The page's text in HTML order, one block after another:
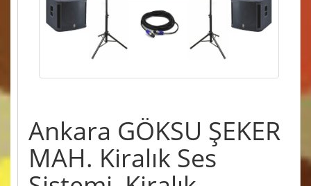
Ankara GÖKSU ŞEKER
MAH. Kiralık Ses